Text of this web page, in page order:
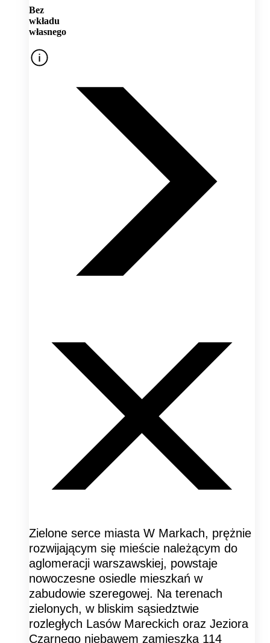
Bez
wkładu
własnego
Zielone serce miasta W Markach, prężnie
rozwijającym się mieście należącym do
aglomeracji warszawskiej, powstaje
nowoczesne osiedle mieszkań w
zabudowie szeregowej. Na terenach
zielonych, w bliskim sąsiedztwie
rozległych Lasów Mareckich oraz Jeziora
Czarnego niebawem zamieszka 114